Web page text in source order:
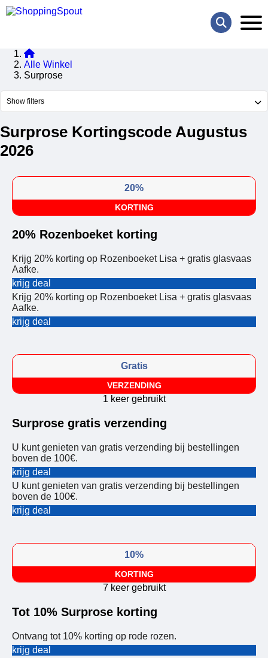
Alle Winkel
Surprose
Show filters
Surprose Kortingscode Augustus
2026
20%
KORTING
20% Rozenboeket korting
Krijg 20% korting op Rozenboeket Lisa + gratis glasvaas
Aafke.
krijg deal
Krijg 20% korting op Rozenboeket Lisa + gratis glasvaas
Aafke.
krijg deal
Gratis
VERZENDING
1 keer gebruikt
Surprose gratis verzending
U kunt genieten van gratis verzending bij bestellingen
boven de 100€.
krijg deal
U kunt genieten van gratis verzending bij bestellingen
boven de 100€.
krijg deal
10%
KORTING
7 keer gebruikt
Tot 10% Surprose korting
Ontvang tot 10% korting op rode rozen.
krijg deal